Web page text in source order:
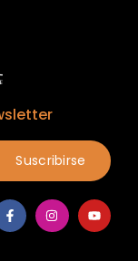
Suscribirse